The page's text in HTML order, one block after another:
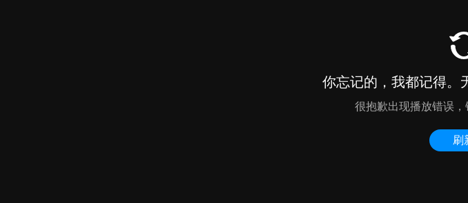
你忘记的，我都记得。
很抱歉出现播放错误，
刷